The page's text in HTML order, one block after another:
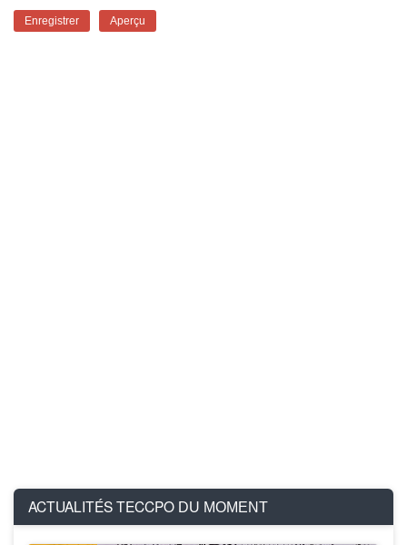
ACTUALITÉS TECCPO DU MOMENT